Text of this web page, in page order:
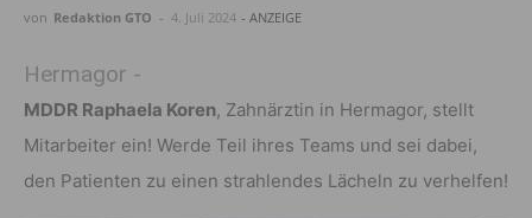
von Redaktion GTO - 4. Juli 2024 - ANZEIGE
Hermagor -
MDDR Raphaela Koren, Zahnärztin in Hermagor, stellt
Mitarbeiter ein! Werde Teil ihres Teams und sei dabei,
den Patienten zu einen strahlendes Lächeln zu verhelfen!